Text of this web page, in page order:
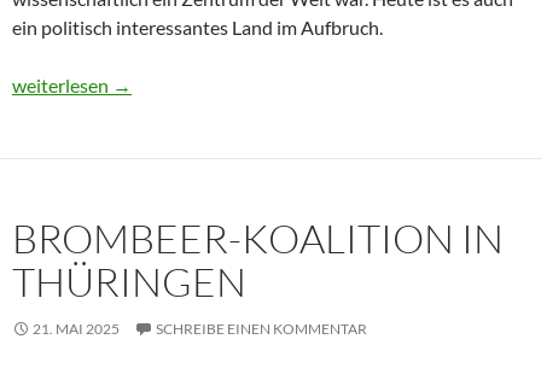
ein politisch interessantes Land im Aufbruch.
Usbekistan 2025: Unterwegs in einem Land im Aufbruch
weiterlesen →
BROMBEER-KOALITION IN
THÜRINGEN
21. MAI 2025 SCHREIBE EINEN KOMMENTAR